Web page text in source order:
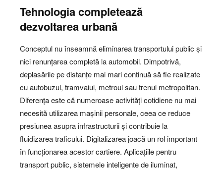
Tehnologia completează
dezvoltarea urbană
Conceptul nu înseamnă eliminarea transportului public și
nici renunțarea completă la automobil. Dimpotrivă,
deplasările pe distanțe mai mari continuă să fie realizate
cu autobuzul, tramvaiul, metroul sau trenul metropolitan.
Diferența este că numeroase activități cotidiene nu mai
necesită utilizarea mașinii personale, ceea ce reduce
presiunea asupra infrastructurii și contribuie la
fluidizarea traficului. Digitalizarea joacă un rol important
în funcționarea acestor cartiere. Aplicațiile pentru
transport public, sistemele inteligente de iluminat,